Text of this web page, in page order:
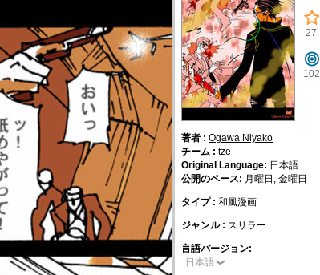
27
102
著者 : Ogawa Niyako
チーム : tze
Original Language: 日本語
公開のペース: 月曜日, 金曜日
タイプ : 和風漫画
ジャンル : スリラー
言語バージョン:
日本語